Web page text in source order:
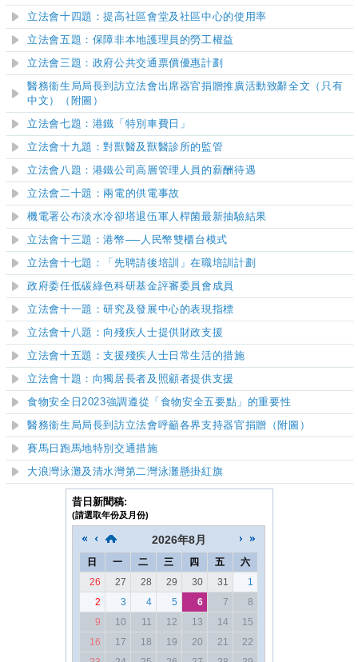
立法會十四題：提高社區會堂及社區中心的使用率
立法會五題：保障非本地護理員的勞工權益
立法會三題：政府公共交通票價優惠計劃
醫務衞生局局長到訪立法會出席器官捐贈推廣活動致辭全文（只有
中文）（附圖）
立法會七題：港鐵「特別車費日」
立法會十九題：對獸醫及獸醫診所的監管
立法會八題： 港鐵公司高層管理人員的薪酬待遇
立法會二十題：兩電的供電事故
機電署公布淡水冷卻塔退伍軍人桿菌最新抽驗結果
立法會十三題：港幣──人民幣雙櫃台模式
立法會十七題：「先聘請後培訓」在職培訓計劃
政府委任低碳綠色科研基金評審委員會成員
立法會十一題：研究及發展中心的表現指標
立法會十八題：向殘疾人士提供財政支援
立法會十五題：支援殘疾人士日常生活的措施
立法會十題：向獨居長者及照顧者提供支援
食物安全日2023強調遵從「食物安全五要點」的重要性
醫務衞生局局長到訪立法會呼籲各界支持器官捐贈（附圖）
賽馬日跑馬地特別交通措施
大浪灣泳灘及清水灣第二灣泳灘懸掛紅旗
昔日新聞稿:
(請選取年份及月份)
2026年8月
日 一 二 三 四 五
六
26
27 28 29 30 31
1
2
3 4 5 6 7
8
9
10 11 12 13 14
15
16
17 18 19 20 21
22